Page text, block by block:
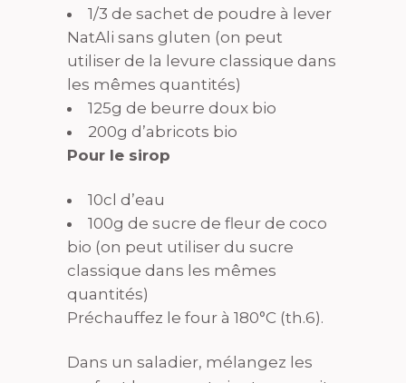
1/3 de sachet de poudre à lever
NatAli sans gluten (on peut
utiliser de la levure classique dans
les mêmes quantités)
125g de beurre doux bio
200g d’abricots bio
Pour le sirop
10cl d’eau
100g de sucre de fleur de coco
bio (on peut utiliser du sucre
classique dans les mêmes
quantités)
Préchauffez le four à 180°C (th.6).
Dans un saladier, mélangez les